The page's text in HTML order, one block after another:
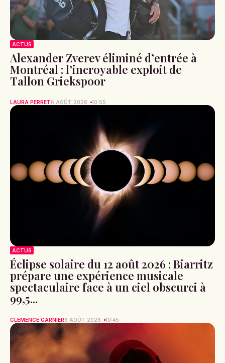
ACTUS
Alexander Zverev éliminé d’entrée à
Montréal : l’incroyable exploit de
Tallon Griekspoor
LAURA PERRET6 AOÛT 2026 10:55
ACTUS
Éclipse solaire du 12 août 2026 : Biarritz
prépare une expérience musicale
spectaculaire face à un ciel obscurci à
99,5...
CLÉMENCE GARNIER6 AOÛT 2026 10:45